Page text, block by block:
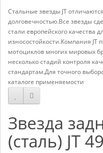
Стальные звезды JT
долговечностью.Все звезды
стали европейского качества
износостойкости.Компания JT
мотоциклов многих мировых
несколько стадий контроля
стандартам.Для точного
каталоге применяемости
Звезда
(сталь) JT